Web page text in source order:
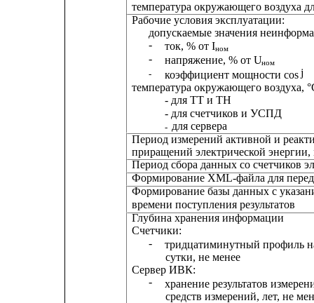
температура окружающего воздуха
Рабочие условия эксплуатации:
допускаемые значения
-
ток, % от Iном
- напряжение, % от Uном
- коэффициент мощности cos j
температура окружающего воздуха,
- для ТТ и ТН
- для счетчиков и УСПД
- для сервера
Период измерений активной и
приращений электрической
Период сбора данных со счетчиков
Формирование XML-файла для
Формирование базы данных с
времени поступления результатов
Глубина хранения информации
Счетчики:
-
тридцатиминутный профиль
сутки, не менее
Сервер ИВК:
-
хранение результатов
средств измерений, лет, не